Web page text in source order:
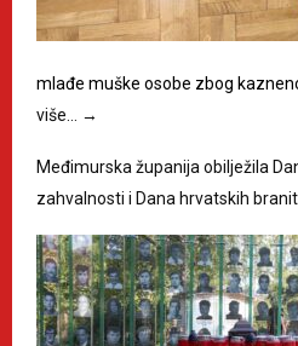
mlađe muške osobe zbog
više…
→
Međimurska županija obilježila
zahvalnosti i Dana hrvatskih